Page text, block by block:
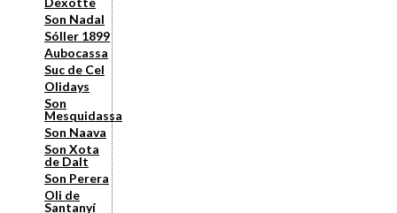
Son Nadal
Sóller 1899
Aubocassa
Suc de Cel
Olidays
Son
Mesquidassa
Son Naava
Son Xota
de Dalt
Son Perera
Oli de
Santanyí